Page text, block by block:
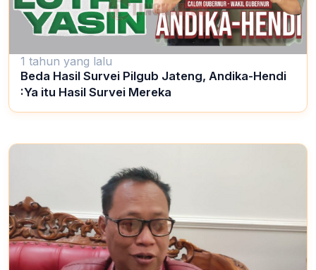
1 tahun yang lalu
Beda Hasil Survei Pilgub Jateng, Andika-Hendi
:Ya itu Hasil Survei Mereka